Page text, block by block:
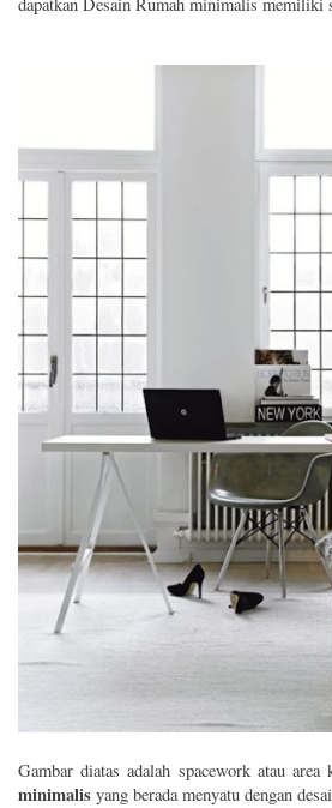
Gambar diatas adalah spacework atau area
minimalis yang berada menyatu dengan